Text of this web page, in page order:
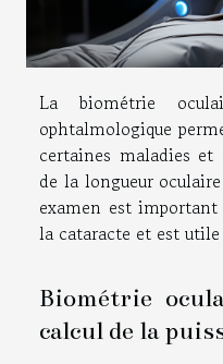
La biométrie
ophtalmologique
certaines maladies
de la longueur
examen est
la cataracte et est utile
Biométrie
calcul de la